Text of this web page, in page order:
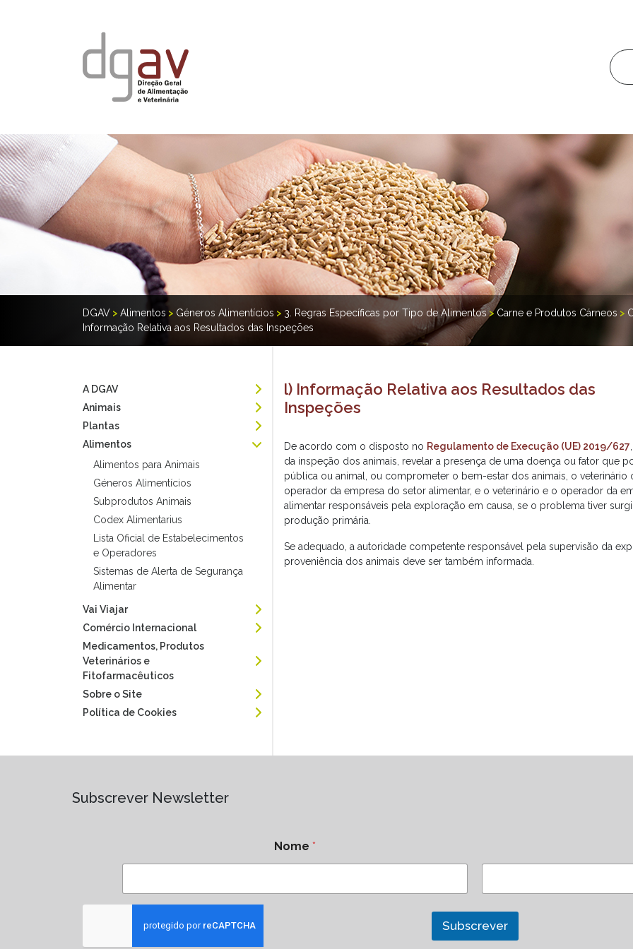
DGAV > Alimentos > Géneros Alimentícios > 3. Regras Específicas por Tipo de Alimentos>Carne e Produtos Cárneos >
Informação Relativa aos Resultados das Inspeções
A DGAV
Animais
Plantas
Alimentos
Alimentos para Animais
Géneros Alimentícios
Subprodutos Animais
Codex Alimentarius
Lista Oficial de Estabelecimentos
e Operadores
Sistemas de Alerta de Segurança
Alimentar
Vai Viajar
Comércio Internacional
Medicamentos, Produtos
Veterinários e
Fitofarmacêuticos
Sobre o Site
Política de Cookies
l) Informação Relativa aos Resultados das
Inspeções
De acordo com o disposto no Regulamento de Execução (UE) 2019/627
da inspeção dos animais, revelar a presença de uma doença ou fator que
pública ou animal, ou comprometer o bem-estar dos animais, o veterinário
operador da empresa do setor alimentar, e o veterinário e o operador da
alimentar responsáveis pela exploração em causa, se o problema tiver
produção primária.
Se adequado, a autoridade competente responsável pela supervisão da
proveniência dos animais deve ser também informada.
Subscrever Newsletter
Nome *
Subscrever